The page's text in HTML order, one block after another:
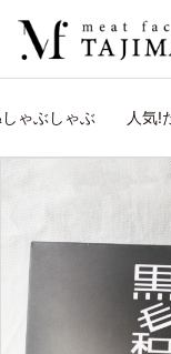
ゃぶしゃぶ 人気!